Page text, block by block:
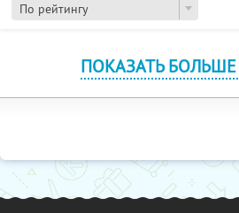
По рейтингу
ПОКАЗАТЬ